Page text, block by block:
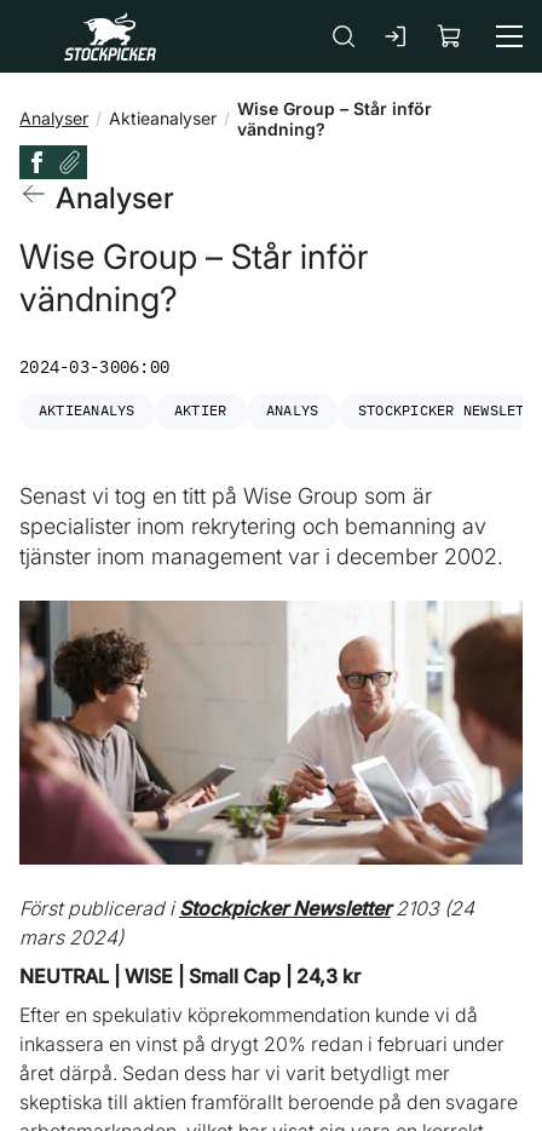
Gå till huvudinnehåll
Analyser Aktieanalyser
Wise Group – Står inför
vändning?
Analyser
Wise Group – Står inför
vändning?
2024-03-3006:00
AKTIEANALYS AKTIER ANALYS STOCKPICKER
Senast vi tog en titt på Wise Group som är
specialister inom rekrytering och bemanning av
tjänster inom management var i december 2002.
Först publicerad iStockpicker Newsletter2103 (24
mars 2024)
NEUTRAL | WISE | Small Cap | 24,3 kr
Efter en spekulativ köprekommendation kunde vi då
inkassera en vinst på drygt 20% redan i februari under
året därpå. Sedan dess har vi varit betydligt mer
skeptiska till aktien framförallt beroende på den svagare